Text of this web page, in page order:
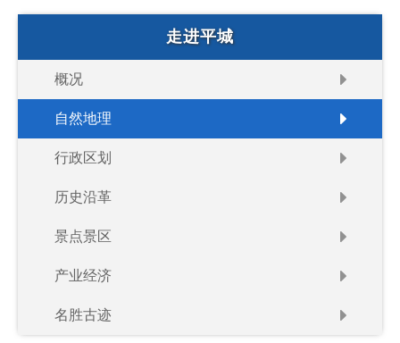
走进平城
概况
自然地理
行政区划
历史沿革
景点景区
产业经济
名胜古迹